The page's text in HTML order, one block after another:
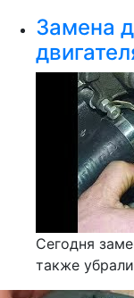
Замена
Сегодня
также